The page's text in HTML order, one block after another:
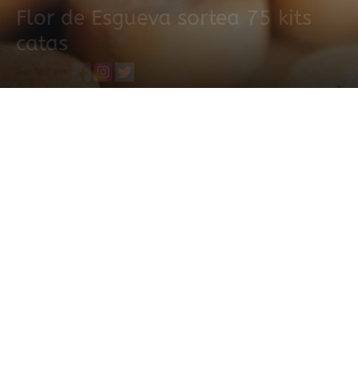
Flor de Esgueva sortea 75 kits
catas